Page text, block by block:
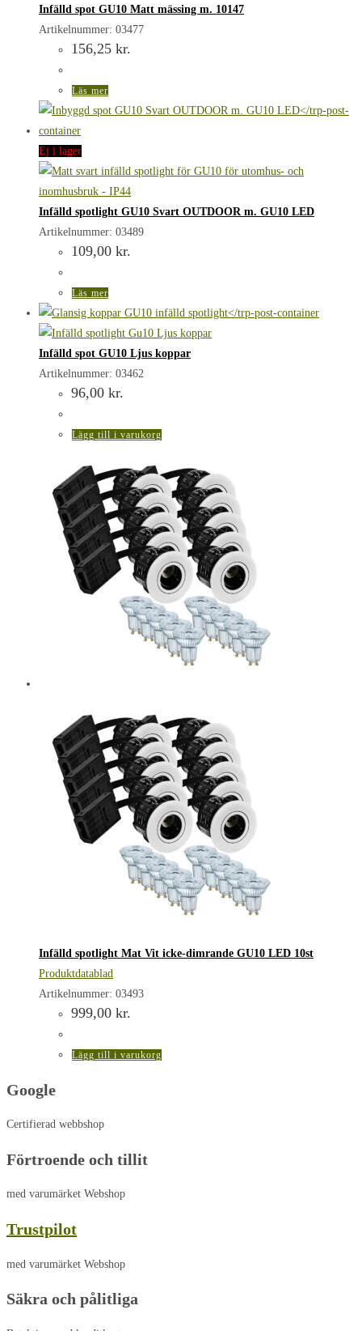
Infälld spot GU10 Matt mässing m. 10147
Artikelnummer: 03477
156,25 kr.
Läs mer
Ej i lager
Infälld spotlight GU10 Svart OUTDOOR m. GU10 LED
Artikelnummer: 03489
109,00 kr.
Läs mer
Infälld spot GU10 Ljus koppar
Artikelnummer: 03462
96,00 kr.
Lägg till i varukorg
Infälld spotlight Mat Vit icke-dimrande GU10 LED 10st
Produktdatablad
Artikelnummer: 03493
999,00 kr.
Lägg till i varukorg
Google
Certifierad webbshop
Förtroende och tillit
med varumärket Webshop
Trustpilot
med varumärket Webshop
Säkra och pålitliga